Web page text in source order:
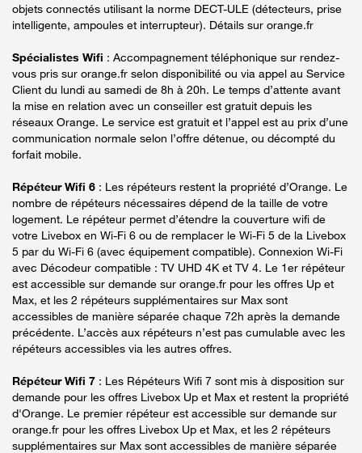
objets connectés utilisant la norme DECT-ULE (détecteurs, prise
intelligente, ampoules et interrupteur). Détails sur orange.fr
Spécialistes Wifi : Accompagnement téléphonique sur rendez-
vous pris sur orange.fr selon disponibilité ou via appel au Service
Client du lundi au samedi de 8h à 20h. Le temps d’attente avant
la mise en relation avec un conseiller est gratuit depuis les
réseaux Orange. Le service est gratuit et l’appel est au prix d’une
communication normale selon l’offre détenue, ou décompté du
forfait mobile.
Répéteur Wifi 6 : Les répéteurs restent la propriété d’Orange. Le
nombre de répéteurs nécessaires dépend de la taille de votre
logement. Le répéteur permet d’étendre la couverture wifi de
votre Livebox en Wi-Fi 6 ou de remplacer le Wi-Fi 5 de la Livebox
5 par du Wi-Fi 6 (avec équipement compatible). Connexion Wi-Fi
avec Décodeur compatible : TV UHD 4K et TV 4. Le 1er répéteur
est accessible sur demande sur orange.fr pour les offres Up et
Max, et les 2 répéteurs supplémentaires sur Max sont
accessibles de manière séparée chaque 72h après la demande
précédente. L’accès aux répéteurs n’est pas cumulable avec les
répéteurs accessibles via les autres offres.
Répéteur Wifi 7 : Les Répéteurs Wifi 7 sont mis à disposition sur
demande pour les offres Livebox Up et Max et restent la propriété
d'Orange. Le premier répéteur est accessible sur demande sur
orange.fr pour les offres Livebox Up et Max, et les 2 répéteurs
supplémentaires sur Max sont accessibles de manière séparée